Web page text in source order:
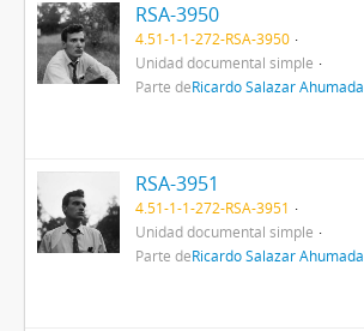
RSA-3950
4.51-1-1-272-RSA-3950
Unidad documental simple
Parte deRicardo Salazar Ahumada
RSA-3951
4.51-1-1-272-RSA-3951
Unidad documental simple
Parte deRicardo Salazar Ahumada